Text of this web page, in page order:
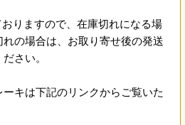
りますので、在庫切れになる場
の場合は、お取り寄せ後の発送
さい。
キは下記のリンクからご覧いた